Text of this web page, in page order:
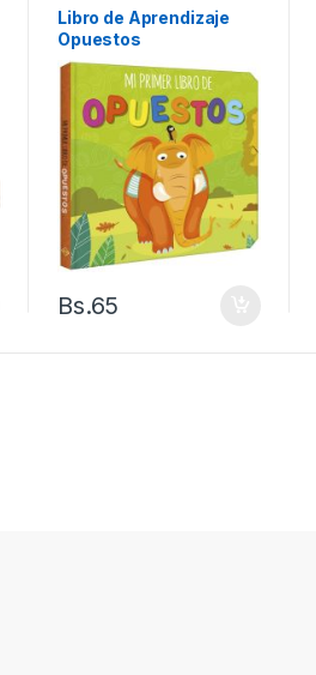
Libro de Aprendizaje
Opuestos
Bs.65